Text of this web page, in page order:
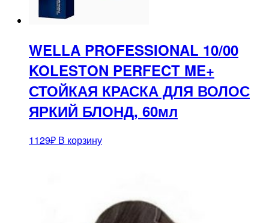
WELLA PROFESSIONAL 10/00
KOLESTON PERFECT ME+
СТОЙКАЯ КРАСКА ДЛЯ ВОЛОС
ЯРКИЙ БЛОНД, 60мл
1129₽ В корзину